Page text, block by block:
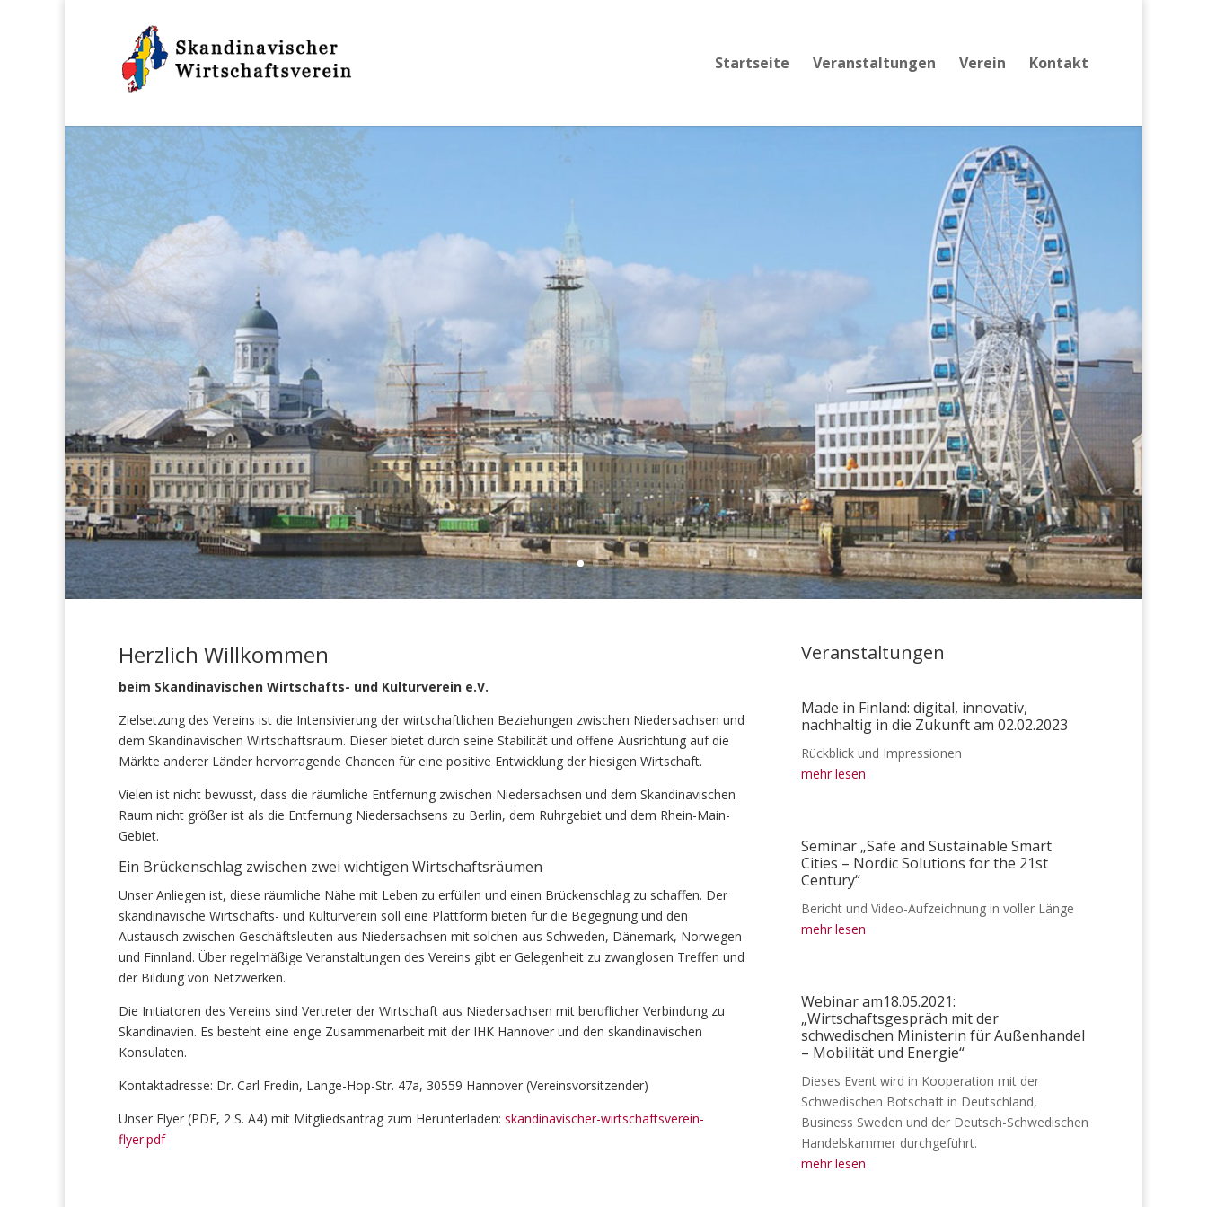
Startseite Veranstaltungen Verein Kontakt
Herzlich Willkommen
beim Skandinavischen Wirtschafts- und Kulturverein e.V.
Zielsetzung des Vereins ist die Intensivierung der wirtschaftlichen Beziehungen zwischen Niedersachsen und
dem Skandinavischen Wirtschaftsraum. Dieser bietet durch seine Stabilität und offene Ausrichtung auf die
Märkte anderer Länder hervorragende Chancen für eine positive Entwicklung der hiesigen Wirtschaft.
Vielen ist nicht bewusst, dass die räumliche Entfernung zwischen Niedersachsen und dem Skandinavischen
Raum nicht größer ist als die Entfernung Niedersachsens zu Berlin, dem Ruhrgebiet und dem Rhein-Main-
Gebiet.
Ein Brückenschlag zwischen zwei wichtigen Wirtschaftsräumen
Unser Anliegen ist, diese räumliche Nähe mit Leben zu erfüllen und einen Brückenschlag zu schaffen. Der
skandinavische Wirtschafts- und Kulturverein soll eine Plattform bieten für die Begegnung und den
Austausch zwischen Geschäftsleuten aus Niedersachsen mit solchen aus Schweden, Dänemark, Norwegen
und Finnland. Über regelmäßige Veranstaltungen des Vereins gibt er Gelegenheit zu zwanglosen Treffen und
der Bildung von Netzwerken.
Die Initiatoren des Vereins sind Vertreter der Wirtschaft aus Niedersachsen mit beruflicher Verbindung zu
Skandinavien. Es besteht eine enge Zusammenarbeit mit der IHK Hannover und den skandinavischen
Konsulaten.
Kontaktadresse: Dr. Carl Fredin, Lange-Hop-Str. 47a, 30559 Hannover (Vereinsvorsitzender)
Unser Flyer (PDF, 2 S. A4) mit Mitgliedsantrag zum Herunterladen: skandinavischer-wirtschaftsverein-
flyer.pdf
Veranstaltungen
Made in Finland: digital, innovativ,
nachhaltig in die Zukunft am 02.02.2023
Rückblick und Impressionen
mehr lesen
Seminar „Safe and Sustainable Smart
Cities – Nordic Solutions for the 21st
Century“
Bericht und Video-Aufzeichnung in voller Länge
mehr lesen
Webinar am18.05.2021:
„Wirtschaftsgespräch mit der
schwedischen Ministerin für Außenhandel
– Mobilität und Energie“
Dieses Event wird in Kooperation mit der
Schwedischen Botschaft in Deutschland,
Business Sweden und der Deutsch-Schwedischen
Handelskammer durchgeführt.
mehr lesen